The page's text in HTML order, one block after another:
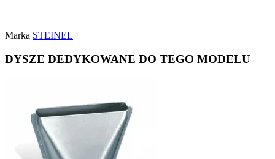
Marka STEINEL
DYSZE DEDYKOWANE DO TEGO MODELU